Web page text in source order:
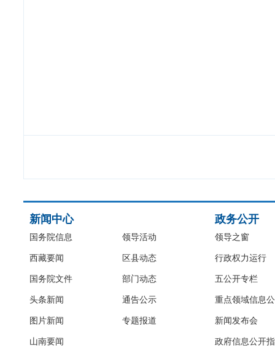
新闻中心
国务院信息
西藏要闻
国务院文件
头条新闻
图片新闻
山南要闻
领导活动
区县动态
部门动态
通告公示
专题报道
政务公开
领导之窗
行政权力运行
五公开专栏
重点领域信息
新闻发布会
政府信息公开